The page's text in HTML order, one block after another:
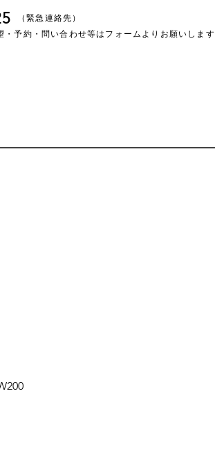
・予約・問い合わせ等はフォームよりお願いします
​（緊急連絡先）